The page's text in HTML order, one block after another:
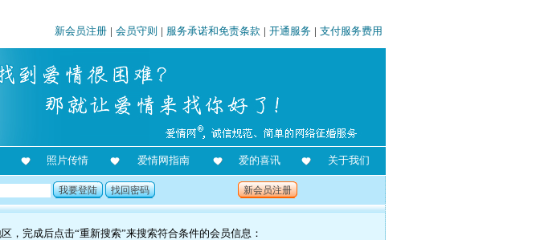
新会员注册 | 会员守则 | 服务承诺和免责条款 | 开通服务 | 支付服务费用
照片传情 爱情网指南 爱的喜讯 关于我们
我要登陆 找回密码 新会员注册
，完成后点击“重新搜索”来搜索符合条件的会员信息：